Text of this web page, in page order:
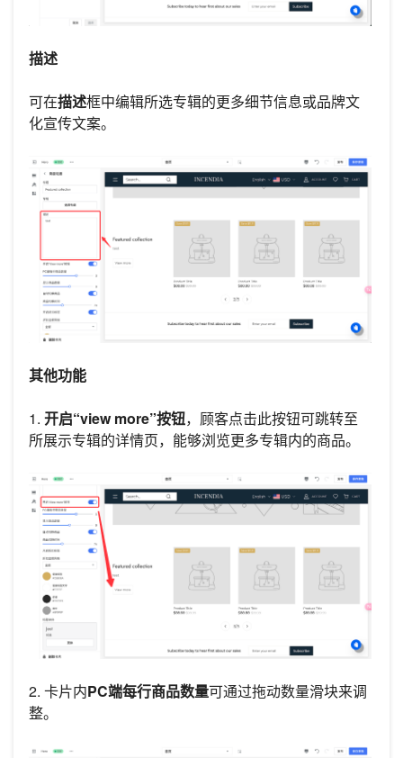
描述
可在描述框中编辑所选专辑的更多细节信息或品牌文
化宣传文案。
其他功能
1. 开启“view more”按钮，顾客点击此按钮可跳转至
所展示专辑的详情页，能够浏览更多专辑内的商品。
2. 卡片内PC端每行商品数量可通过拖动数量滑块来调
整。